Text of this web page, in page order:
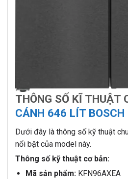
THÔNG SỐ KĨ THUẬT
CÁNH 646 LÍT BOSCH
Dưới đây là thông số kỹ thuật
nổi bật của model này.
Thông số kỹ thuật cơ bản:
Mã sản phẩm:KFN96AXEA